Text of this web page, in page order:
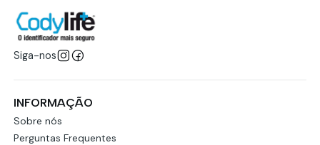
Siga-nos
INFORMAÇÃO
Sobre nós
Perguntas Frequentes